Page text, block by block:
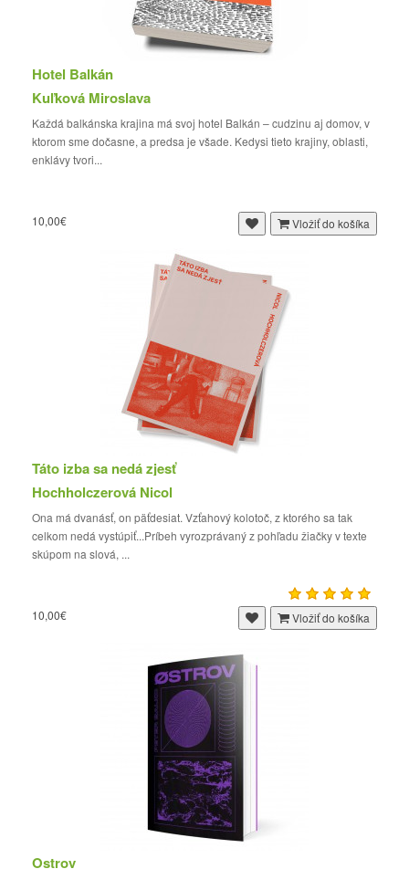
Hotel Balkán
Kuľková Miroslava
Každá balkánska krajina má svoj hotel Balkán – cudzinu aj domov, v
ktorom sme dočasne, a predsa je všade. Kedysi tieto krajiny, oblasti,
enklávy tvori...
10,00€ Vložiť do košíka
Táto izba sa nedá zjesť
Hochholczerová Nicol
Ona má dvanásť, on päťdesiat. Vzťahový kolotoč, z ktorého sa tak
celkom nedá vystúpiť...Príbeh vyrozprávaný z pohľadu žiačky v texte
skúpom na slová, ...
10,00€ Vložiť do košíka
Ostrov